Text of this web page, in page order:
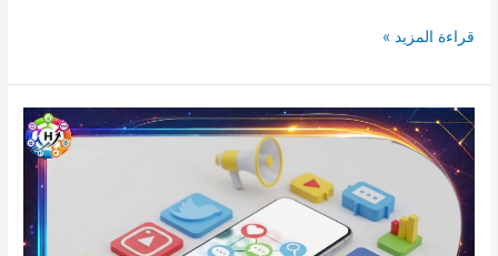
قراءة المزيد »
التسويق
عبر
السوشيال
ميديا
–
استراتيجيات